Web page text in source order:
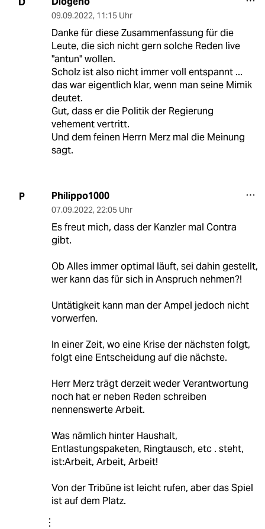
09.09.2022, 11:15 Uhr
Danke für diese Zusammenfassung für die
Leute, die sich nicht gern solche Reden live
"antun" wollen.
Scholz ist also nicht immer voll entspannt ...
das war eigentlich klar, wenn man seine Mimik
deutet.
Gut, dass er die Politik der Regierung
vehement vertritt.
Und dem feinen Herrn Merz mal die Meinung
sagt.
P Philippo1000
07.09.2022, 22:05 Uhr
Es freut mich, dass der Kanzler mal Contra
gibt.
Ob Alles immer optimal läuft, sei dahin gestellt,
wer kann das für sich in Anspruch nehmen?!
Untätigkeit kann man der Ampel jedoch nicht
vorwerfen.
In einer Zeit, wo eine Krise der nächsten folgt,
folgt eine Entscheidung auf die nächste.
Herr Merz trägt derzeit weder Verantwortung
noch hat er neben Reden schreiben
nennenswerte Arbeit.
Was nämlich hinter Haushalt,
Entlastungspaketen, Ringtausch, etc . steht,
ist:Arbeit, Arbeit, Arbeit!
Von der Tribüne ist leicht rufen, aber das Spiel
ist auf dem Platz.